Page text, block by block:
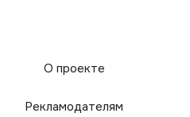
О проекте
Рекламодателям